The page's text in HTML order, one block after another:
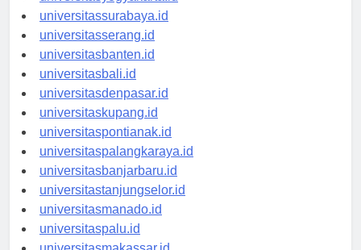
universitasyogyakarta.id
universitassurabaya.id
universitasserang.id
universitasbanten.id
universitasbali.id
universitasdenpasar.id
universitaskupang.id
universitaspontianak.id
universitaspalangkaraya.id
universitasbanjarbaru.id
universitastanjungselor.id
universitasmanado.id
universitaspalu.id